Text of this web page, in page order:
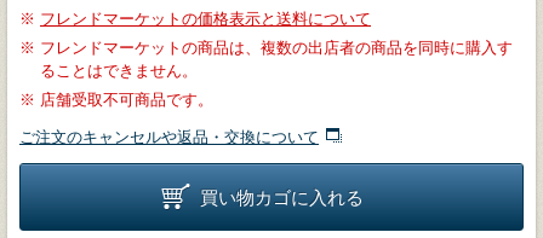
※ フレンドマーケットの価格表示と送料について
※ フレンドマーケットの商品は、複数の出店者の商品を同時に購入す
ることはできません。
※ 店舗受取不可商品です。
ご注文のキャンセルや返品・交換について
買い物カゴに入れる